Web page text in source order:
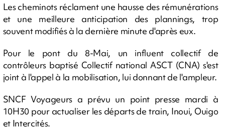
Les cheminots réclament une hausse des rémunérations
et une meilleure anticipation des plannings, trop
souvent modifiés à la dernière minute d'après eux.
Pour le pont du 8-Mai, un influent collectif de
contrôleurs baptisé Collectif national ASCT (CNA) s'est
joint à l'appel à la mobilisation, lui donnant de l'ampleur.
SNCF Voyageurs a prévu un point presse mardi à
10H30 pour actualiser les départs de train, Inoui, Ouigo
et Intercités.